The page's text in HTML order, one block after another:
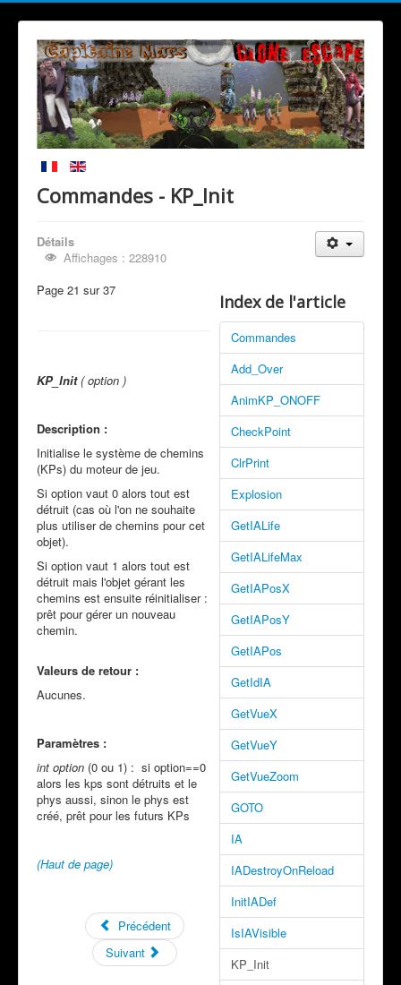
Commandes - KP_Init
Détails
Affichages : 228910
Index de l'article
Commandes
Add_Over
AnimKP_ONOFF
CheckPoint
ClrPrint
Explosion
GetIALife
GetIALifeMax
GetIAPosX
GetIAPosY
GetIAPos
GetIdIA
GetVueX
GetVueY
GetVueZoom
GOTO
IA
IADestroyOnReload
InitIADef
IsIAVisible
KP_Init
Page 21 sur 37
KP_Init( option )
Description :
Initialise le système de chemins
(KPs) du moteur de jeu.
Si option vaut 0 alors tout est
détruit (cas où l'on ne souhaite
plus utiliser de chemins pour cet
objet).
Si option vaut 1 alors tout est
détruit mais l'objet gérant les
chemins est ensuite réinitialiser :
prêt pour gérer un nouveau
chemin.
Valeurs de retour :
Aucunes.
Paramètres :
int option (0 ou 1) : si option==0
alors les kps sont détruits et le
phys aussi, sinon le phys est
créé, prêt pour les futurs KPs
(Haut de page)
Précédent
Suivant